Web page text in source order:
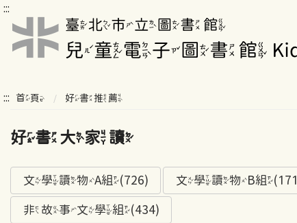
:::
::: 首頁 好書推薦
好書大家讀
文學讀物A組(726) 文學讀物B組
非故事文學組(434)